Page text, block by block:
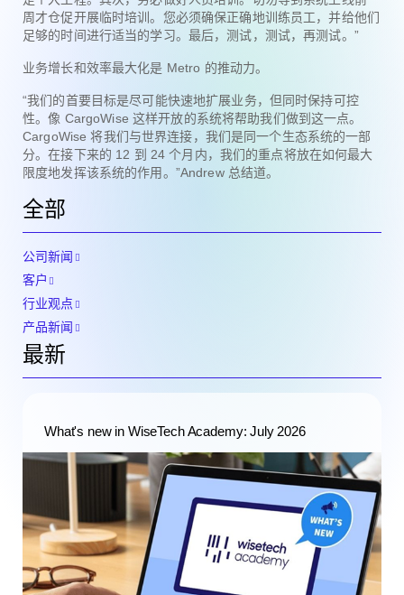
周才仓促开展临时培训。您必须确保正确地训练员工，并给他们
足够的时间进行适当的学习。最后，测试，测试，再测试。”
业务增长和效率最大化是 Metro 的推动力。
“我们的首要目标是尽可能快速地扩展业务，但同时保持可控
性。像 CargoWise 这样开放的系统将帮助我们做到这一点。
CargoWise 将我们与世界连接，我们是同一个生态系统的一部
分。在接下来的 12 到 24 个月内，我们的重点将放在如何最大
限度地发挥该系统的作用。”Andrew 总结道。
全部
公司新闻
客户
行业观点
产品新闻
最新
What's new in WiseTech Academy: July 2026